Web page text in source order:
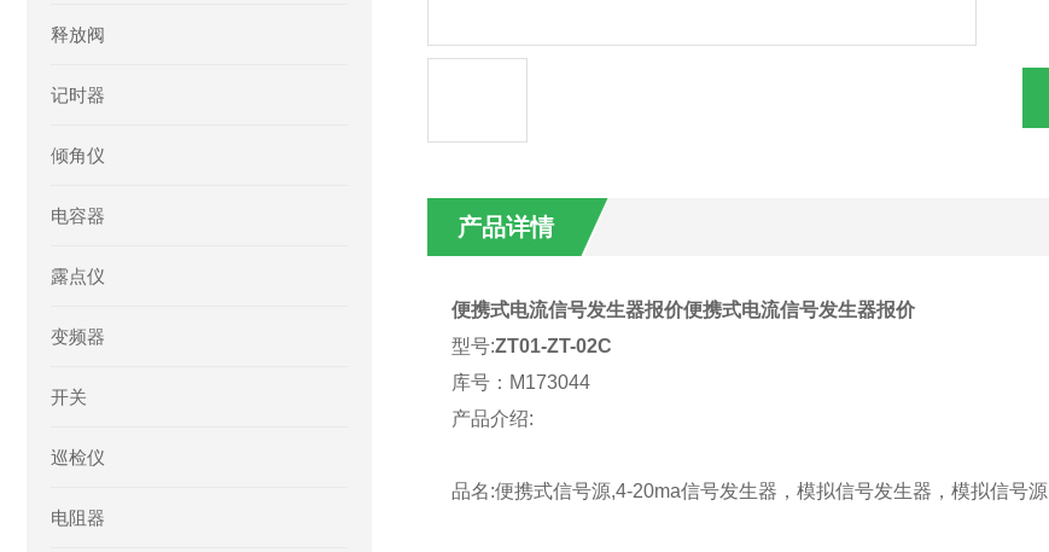
释放阀
记时器
倾角仪
电容器
露点仪
变频器
开关
巡检仪
电阻器
产品详情
便携式电流信号发生器报价便携式电流信号发生器报价
型号:ZT01-ZT-02C
库号：M173044
产品介绍:
品名:便携式信号源,4-20ma信号发生器，模拟信号发生器，模拟信号源